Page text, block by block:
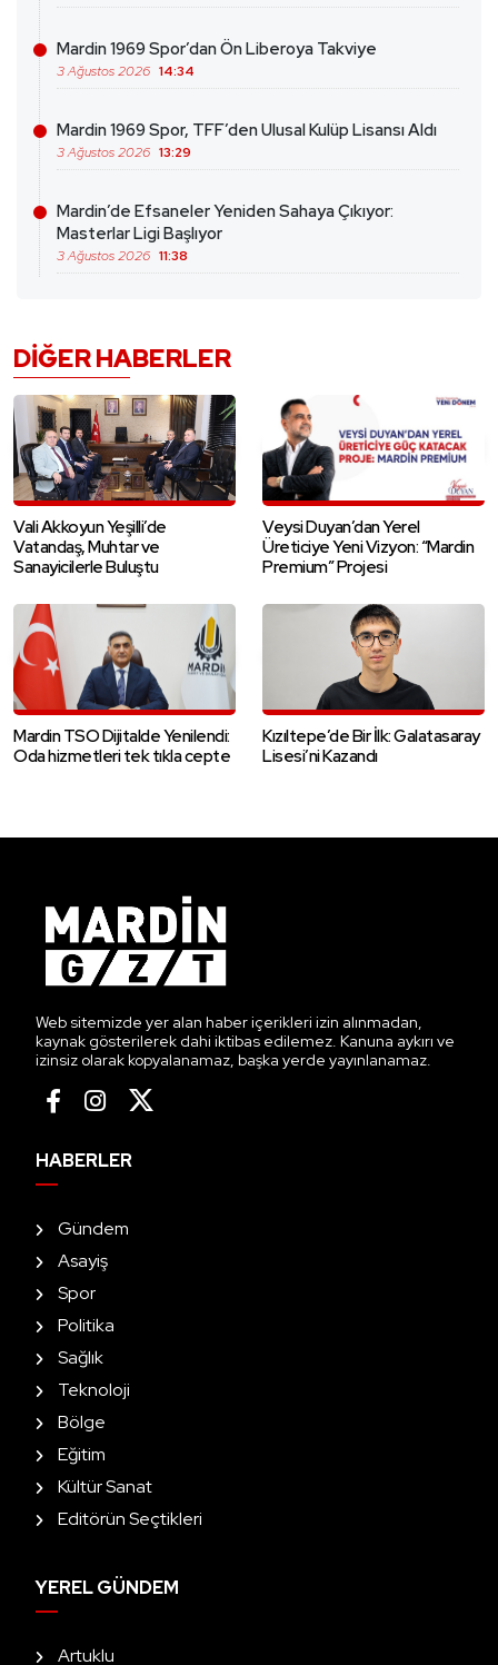
Mardin 1969 Spor’dan Ön Liberoya Takviye
3 Ağustos 2026 14:34
Mardin 1969 Spor, TFF’den Ulusal Kulüp Lisansı Aldı
3 Ağustos 2026 13:29
Mardin’de Efsaneler Yeniden Sahaya Çıkıyor:
Masterlar Ligi Başlıyor
3 Ağustos 2026 11:38
DIĞER HABERLER
Vali Akkoyun Yeşilli’de
Vatandaş, Muhtar ve
Sanayicilerle Buluştu
Veysi Duyan’dan Yerel
Üreticiye Yeni Vizyon: “Mardin
Premium” Projesi
Mardin TSO Dijitalde Yenilendi:
Oda hizmetleri tek tıkla cepte
Kızıltepe’de Bir İlk: Galatasaray
Lisesi’ni Kazandı
Web sitemizde yer alan haber içerikleri izin alınmadan,
kaynak gösterilerek dahi iktibas edilemez. Kanuna aykırı ve
izinsiz olarak kopyalanamaz, başka yerde yayınlanamaz.
HABERLER
Gündem
Asayiş
Spor
Politika
Sağlık
Teknoloji
Bölge
Eğitim
Kültür Sanat
Editörün Seçtikleri
YEREL GÜNDEM
Artuklu